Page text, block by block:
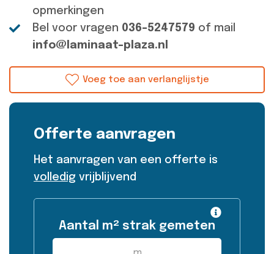
opmerkingen
Bel voor vragen 036-5247579 of mail
info@laminaat-plaza.nl
Voeg toe aan verlanglijstje
Offerte aanvragen
Het aanvragen van een offerte is
volledig vrijblijvend
Aantal m² strak gemeten